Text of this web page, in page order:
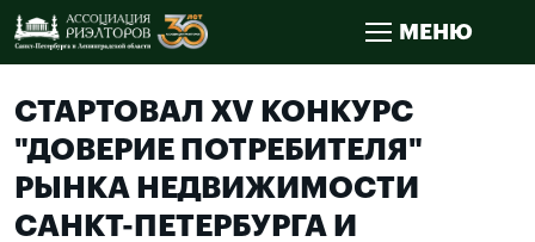
МЕНЮ
СТАРТОВАЛ XV КОНКУРС
"ДОВЕРИЕ ПОТРЕБИТЕЛЯ"
РЫНКА НЕДВИЖИМОСТИ
САНКТ-ПЕТЕРБУРГА И